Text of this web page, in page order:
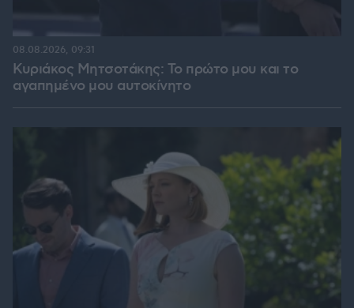
Κυριάκος Μητσοτάκης: Το πρώτο μου και το
αγαπημένο μου αυτοκίνητο
08.08.2026, 09:31